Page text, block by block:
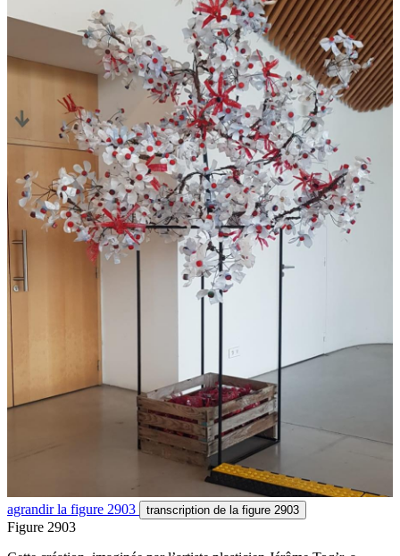
agrandirla figure 2903 transcription de la figure 2903
Figure 2903